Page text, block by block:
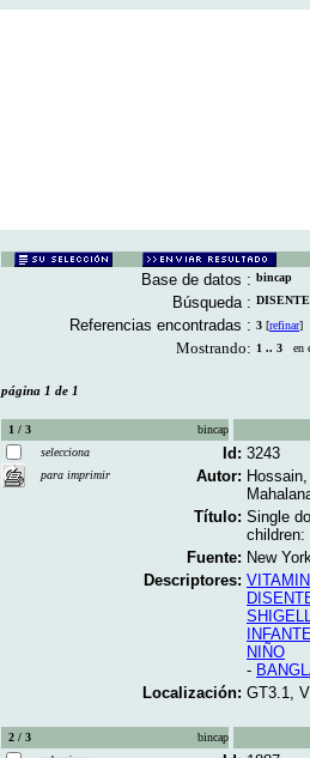
Base de datos : bincap
Búsqueda :
Referencias encontradas : 3 [refinar]
Mostrando: 1 .. 3 en
página 1 de 1
1 / 3
bincap
selecciona
para imprimir
Id: 3243
Autor:
Título: Single
children:
Fuente: New
Descriptores:
NIÑO
-
Localización: GT3.1,
2 / 3
bincap